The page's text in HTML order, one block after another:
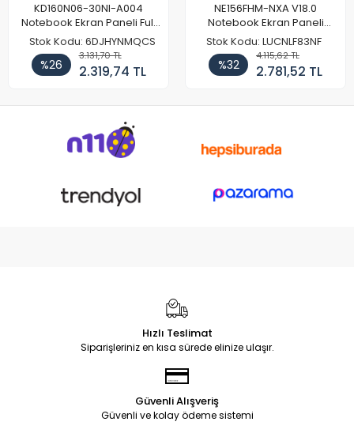
KD160N06-30NI-A004
Notebook Ekran Paneli Full
HD
Stok Kodu: 6DJHYNMQCS
%26
3.131,70 TL
2.319,74 TL
NE156FHM-NXA V18.0
Notebook Ekran Paneli
144Hz
Stok Kodu: LUCNLF83NF
%32
4.115,62 TL
2.781,52 TL
Hızlı Teslimat
Siparişleriniz en kısa sürede elinize ulaşır.
Güvenli Alışveriş
Güvenli ve kolay ödeme sistemi